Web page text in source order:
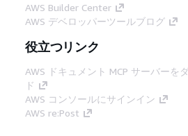
AWS Builder Center
AWS デベロッパーツールブログ
役立つリンク
AWS ドキュメント MCP サーバーを
ド
AWS コンソールにサインイン
AWS re:Post